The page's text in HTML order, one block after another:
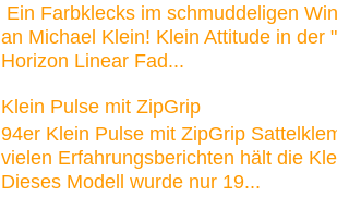
Ein Farbklecks im schmuddeligen
an Michael Klein! Klein Attitude in der
Horizon Linear Fad...
Klein Pulse mit ZipGrip
94er Klein Pulse mit ZipGrip
vielen Erfahrungsberichten hält die
Dieses Modell wurde nur 19...